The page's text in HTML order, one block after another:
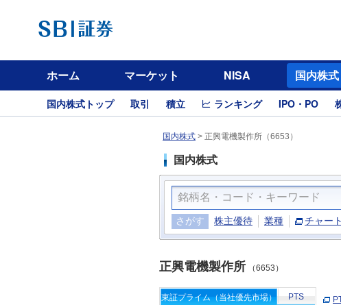
ホーム マーケット NISA 国内株式
国内株式トップ 取引 積立 ランキング IPO・PO
国内株式 > 正興電機製作所（6653）
国内株式
さがす 株主優待 業種 チャー
正興電機製作所 （6653）
東証プライム（当社優先市場） PTS